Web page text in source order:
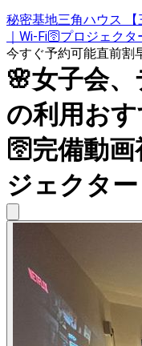
秘密基地三角ハウス
｜Wi-Fi🛜プロジェクタ
今すぐ予約可能直前割
🌸女子会
の利用お
🛜完備動
ジェクター